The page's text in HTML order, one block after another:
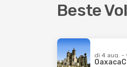
Beste
di 4 aug. -
Oaxaca